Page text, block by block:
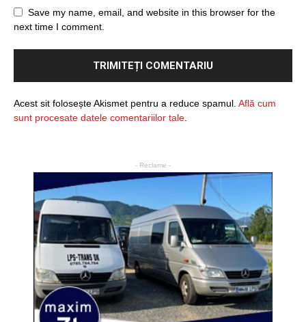
Save my name, email, and website in this browser for the
next time I comment.
Acest sit folosește Akismet pentru a reduce spamul. Află cum
sunt procesate datele comentariilor tale
- Reclame -